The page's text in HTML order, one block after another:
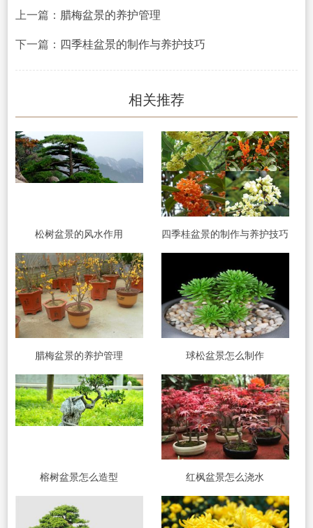
上一篇： 腊梅盆景的养护管理
下一篇： 四季桂盆景的制作与养护技巧
相关推荐
松树盆景的风水作用 四季桂盆景的制作与养护技巧
腊梅盆景的养护管理 球松盆景怎么制作
榕树盆景怎么造型 红枫盆景怎么浇水